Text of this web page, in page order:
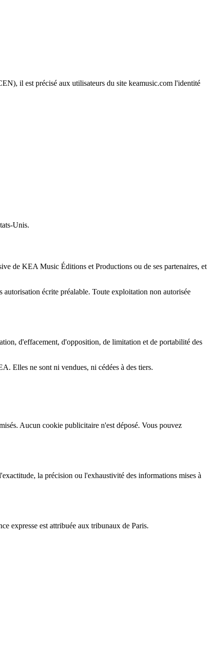
il est précisé aux utilisateurs du site keamusic.com l'identité
Unis.
de KEA Music Éditions et Productions ou de ses partenaires, et
écrite préalable. Toute exploitation non autorisée
d'effacement, d'opposition, de limitation et de portabilité des
Elles ne sont ni vendues, ni cédées à des tiers.
Aucun cookie publicitaire n'est déposé. Vous pouvez
la précision ou l'exhaustivité des informations mises à
expresse est attribuée aux tribunaux de Paris.